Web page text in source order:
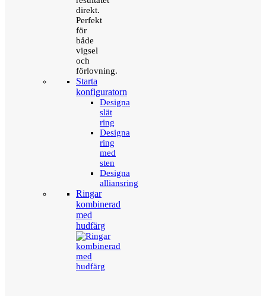
direkt.
Perfekt
för
både
vigsel
och
förlovning.
Starta
konfiguratorn
Designa
slät
ring
Designa
ring
med
sten
Designa
alliansring
Ringar
kombinerad
med
hudfärg